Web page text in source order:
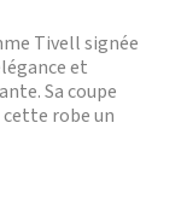
Tivell signée
et
Sa coupe
robe un